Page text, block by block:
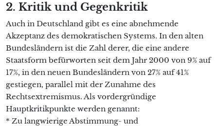
2. Kritik und Gegenkritik
Auch in Deutschland gibt es eine abnehmende
Akzeptanz des demokratischen Systems. In den alten
Bundesländern ist die Zahl derer, die eine andere
Staatsform befürworten seit dem Jahr 2000 von 9% auf
17%, in den neuen Bundesländern von 27% auf 41%
gestiegen, parallel mit der Zunahme des
Rechtsextremismus. Als vordergründige
Hauptkritikpunkte werden genannt:
* Zu langwierige Abstimmung- und